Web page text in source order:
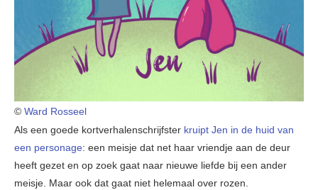
© Ward Rosseel
Als een goede kortverhalenschrijfster kruipt Jen in de huid van
een personage: een meisje dat net haar vriendje aan de deur
heeft gezet en op zoek gaat naar nieuwe liefde bij een ander
meisje. Maar ook dat gaat niet helemaal over rozen.